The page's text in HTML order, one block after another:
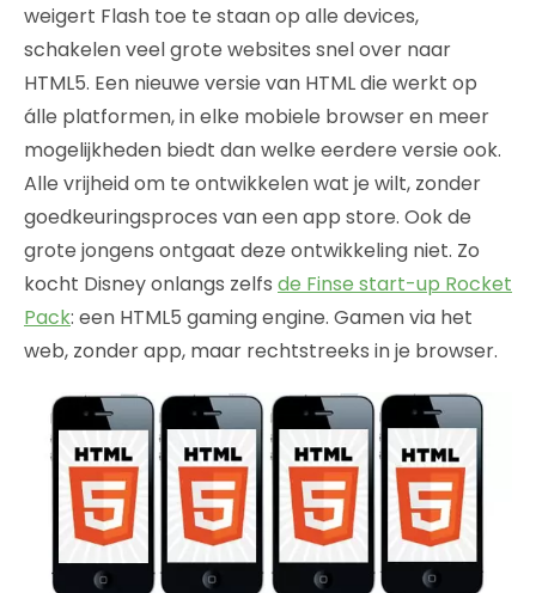
weigert Flash toe te staan op alle devices,
schakelen veel grote websites snel over naar
HTML5. Een nieuwe versie van HTML die werkt op
álle platformen, in elke mobiele browser en meer
mogelijkheden biedt dan welke eerdere versie ook.
Alle vrijheid om te ontwikkelen wat je wilt, zonder
goedkeuringsproces van een app store. Ook de
grote jongens ontgaat deze ontwikkeling niet. Zo
kocht Disney onlangs zelfs de Finse start-up Rocket
Pack: een HTML5 gaming engine. Gamen via het
web, zonder app, maar rechtstreeks in je browser.